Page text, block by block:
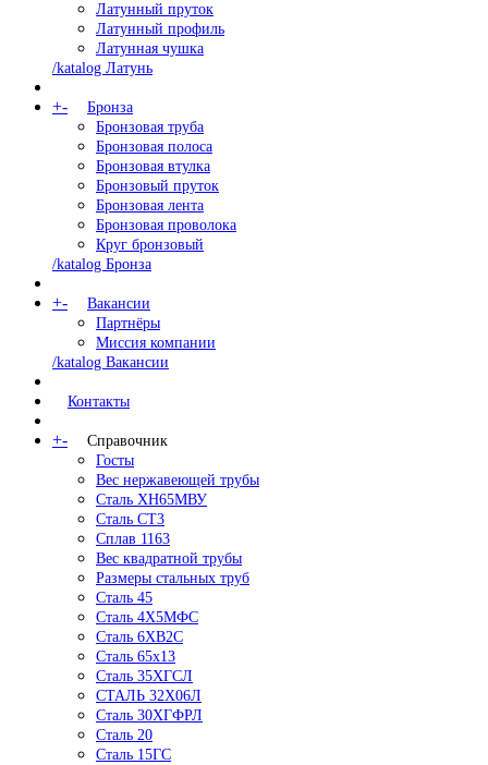
Латунный пруток
Латунный профиль
Латунная чушка
/katalog Латунь
+-
Бронза
Бронзовая труба
Бронзовая полоса
Бронзовая втулка
Бронзовый пруток
Бронзовая лента
Бронзовая проволока
Круг бронзовый
/katalog Бронза
+-
Вакансии
Партнёры
Миссия компании
/katalog Вакансии
Контакты
+-
Справочник
Госты
Вес нержавеющей трубы
Сталь ХН65МВУ
Сталь СТ3
Сплав 1163
Вес квадратной трубы
Размеры стальных труб
Сталь 45
Сталь 4Х5МФС
Сталь 6ХВ2С
Сталь 65х13
Сталь 35ХГСЛ
СТАЛЬ 32Х06Л
Сталь 30ХГФРЛ
Сталь 20
Сталь 15ГС